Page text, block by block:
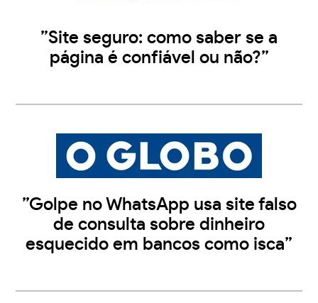
”Site seguro: como saber se a
página é confiável ou não?”
”Golpe no WhatsApp usa site falso
de consulta sobre dinheiro
esquecido em bancos como isca”